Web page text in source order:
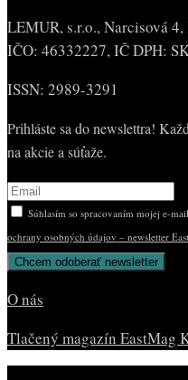
LEMUR, s.r.o., Narcisová 4,
IČO: 46332227, IČ DPH:
ISSN: 2989-3291
Prihláste sa do newslettra!
na akcie a súťaže.
Súhlasím so spracovaním mojej e-
ochrany osobných údajov – newsletter
O nás
Tlačený magazín EastMag